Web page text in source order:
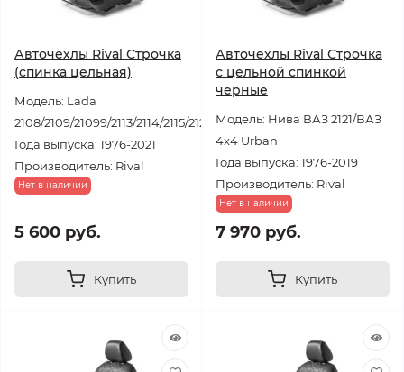
Авточехлы Rival Строчка
(спинка цельная)
Модель: Lada
2108/2109/21099/2113/2114/2115/2121
Года выпуска: 1976-2021
Производитель: Rival
Нет в наличии
5 600 руб.
Купить
Авточехлы Rival Строчка
с цельной спинкой
черные
Модель: Нива ВАЗ 2121/ВАЗ
4x4 Urban
Года выпуска: 1976-2019
Производитель: Rival
Нет в наличии
7 970 руб.
Купить